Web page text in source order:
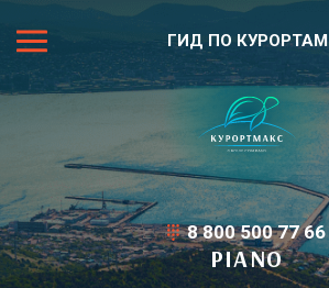
ГИД ПО КУРОРТАМ
8 800 500 77 66
PIANO